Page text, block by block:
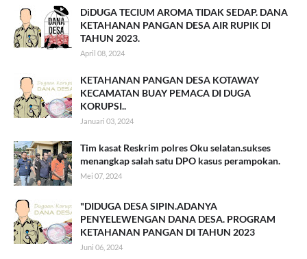
DiDUGA TECIUM AROMA TIDAK SEDAP. DANA
KETAHANAN PANGAN DESA AIR RUPIK DI
TAHUN 2023.
April 08, 2024
KETAHANAN PANGAN DESA KOTAWAY
KECAMATAN BUAY PEMACA DI DUGA
KORUPSI..
Januari 03, 2024
Tim kasat Reskrim polres Oku selatan.sukses
menangkap salah satu DPO kasus perampokan.
Mei 07, 2024
"DIDUGA DESA SIPIN.ADANYA
PENYELEWENGAN DANA DESA. PROGRAM
KETAHANAN PANGAN DI TAHUN 2023
Juni 06, 2024